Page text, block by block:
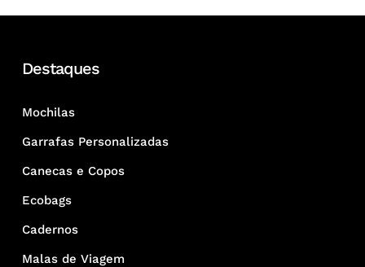
Destaques
Mochilas
Garrafas Personalizadas
Canecas e Copos
Ecobags
Cadernos
Malas de Viagem